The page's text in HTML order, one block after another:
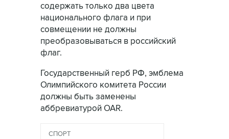
содержать только два цвета
национального флага и при
совмещении не должны
преобразовываться в российский
флаг.
Государственный герб РФ, эмблема
Олимпийского комитета России
должны быть заменены
аббревиатурой ОАR.
СПОРТ